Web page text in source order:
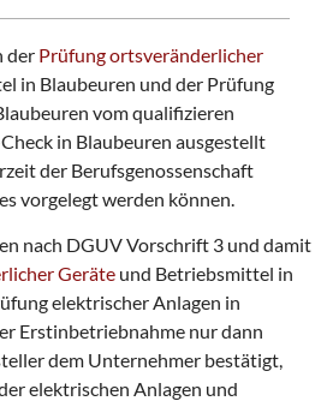
der Prüfung ortsveränderlicher
in Blaubeuren und der Prüfung
vom qualifizieren
in Blaubeuren ausgestellt
der Berufsgenossenschaft
vorgelegt werden können.
nach DGUV Vorschrift 3 und damit
Geräte und Betriebsmittel in
elektrischer Anlagen in
Erstinbetriebnahme nur dann
dem Unternehmer bestätigt,
elektrischen Anlagen und